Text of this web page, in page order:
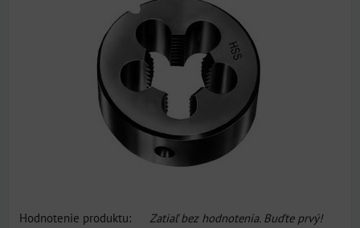
Hodnotenie produktu:
Zatiaľ bez hodnotenia. Buďte prvý!